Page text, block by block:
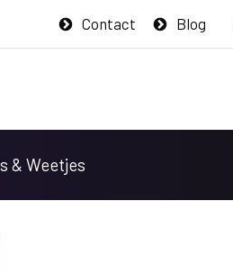
Blog
Contact
& Weetjes